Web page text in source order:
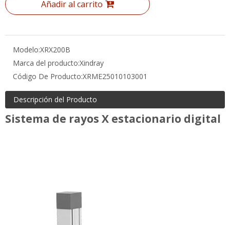
Añadir al carrito
Modelo:XRX200B
Marca del producto:Xindray
Código De Producto:XRME25010103001
Descripción del Producto
Sistema de rayos X estacionario digital